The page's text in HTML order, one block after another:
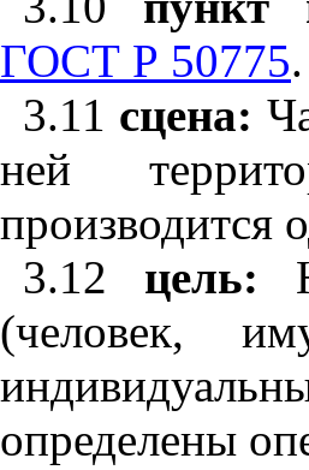
ГОСТ Р 50775.
3.11 сцена:
ней
производится
3.12 цель:
(человек,
определены